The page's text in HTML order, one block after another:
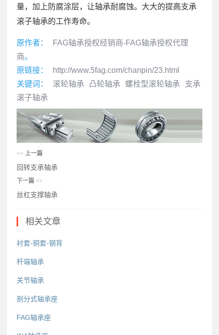
量，加上防腐涂层，让轴承耐腐蚀。大大的提高支承
滚子轴承的工作寿命。
原作者：
FAG轴承授权经销商-FAG轴承授权代理
商。
原链接：
http://www.5fag.com/chanpin/23.html
关键词：
滚轮轴承 凸轮轴承 螺栓型滚轮轴承
支承
滚子轴承
<< 上一篇
回转支承轴承
下一篇 >>
丝杠支撑轴承
相关文章
衬套-铜套-钢背
杆端轴承
关节轴承
剖分式轴承座
FAG轴承座